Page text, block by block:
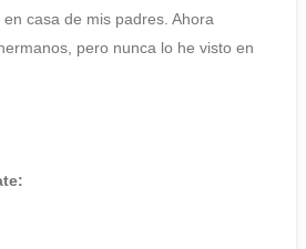
casa de mis padres. Ahora
pero nunca lo he visto en